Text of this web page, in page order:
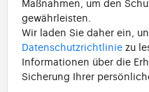
Maßnahmen, um den
gewährleisten.
Wir laden Sie daher ein,
Datenschutzrichtlinie zu
Informationen über die
Sicherung Ihrer